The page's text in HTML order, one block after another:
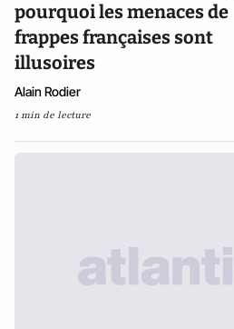
pourquoi les menaces de
frappes françaises sont
illusoires
Alain Rodier
1 min de lecture